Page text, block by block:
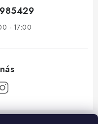
- 17:00